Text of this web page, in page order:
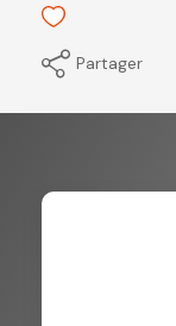
Partager